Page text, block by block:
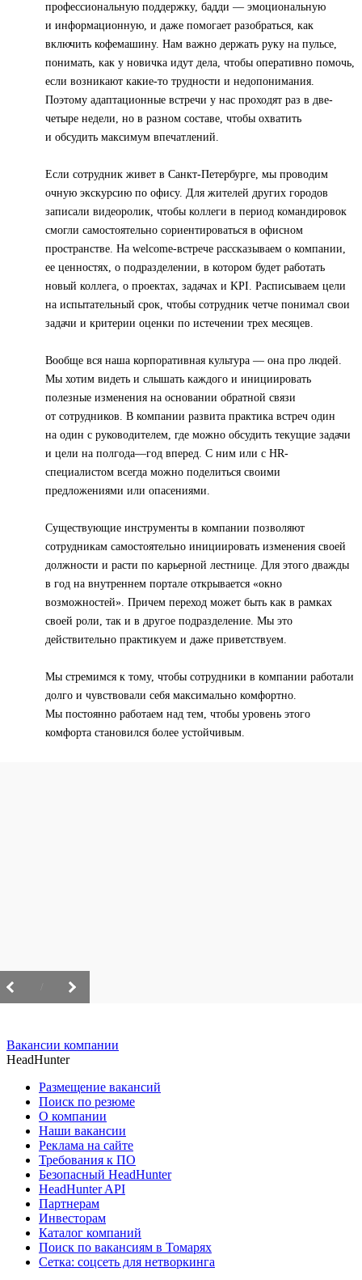
профессиональную поддержку, бадди — эмоциональную
и информационную, и даже помогает разобраться, как
включить кофемашину. Нам важно держать руку на пульсе,
понимать, как у новичка идут дела, чтобы оперативно помочь,
если возникают какие-то трудности и недопонимания.
Поэтому адаптационные встречи у нас проходят раз в две-
четыре недели, но в разном составе, чтобы охватить
и обсудить максимум впечатлений.
Если сотрудник живет в Санкт-Петербурге, мы проводим
очную экскурсию по офису. Для жителей других городов
записали видеоролик, чтобы коллеги в период командировок
смогли самостоятельно сориентироваться в офисном
пространстве. На welcome-встрече рассказываем о компании,
ее ценностях, о подразделении, в котором будет работать
новый коллега, о проектах, задачах и KPI. Расписываем цели
на испытательный срок, чтобы сотрудник четче понимал свои
задачи и критерии оценки по истечении трех месяцев.
Вообще вся наша корпоративная культура — она про людей.
Мы хотим видеть и слышать каждого и инициировать
полезные изменения на основании обратной связи
от сотрудников. В компании развита практика встреч один
на один с руководителем, где можно обсудить текущие задачи
и цели на полгода—год вперед. С ним или с HR-
специалистом всегда можно поделиться своими
предложениями или опасениями.
Существующие инструменты в компании позволяют
сотрудникам самостоятельно инициировать изменения своей
должности и расти по карьерной лестнице. Для этого дважды
в год на внутреннем портале открывается «окно
возможностей». Причем переход может быть как в рамках
своей роли, так и в другое подразделение. Мы это
действительно практикуем и даже приветствуем.
Мы стремимся к тому, чтобы сотрудники в компании работали
долго и чувствовали себя максимально комфортно.
Мы постоянно работаем над тем, чтобы уровень этого
комфорта становился более устойчивым.
Вакансии компании
HeadHunter
Размещение вакансий
Поиск по резюме
О компании
Наши вакансии
Реклама на сайте
Требования к ПО
Безопасный HeadHunter
HeadHunter API
Партнерам
Инвесторам
Каталог компаний
Поиск по вакансиям в Томарях
Сетка: соцсеть для нетворкинга